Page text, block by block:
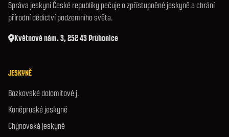
Správa jeskyní České republiky pečuje o zpřístupněné jeskyně a chrání
přírodní dědictví podzemního světa.
Květnové nám. 3, 252 43 Průhonice
JESKYNĚ
Bozkovské dolomitové j.
Koněpruské jeskyně
Chýnovská jeskyně